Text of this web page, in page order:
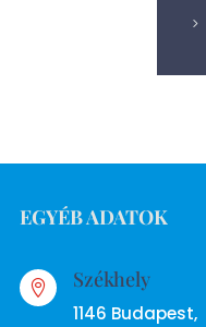
EGYÉB ADATOK
 Székhely
1146 Budapest,